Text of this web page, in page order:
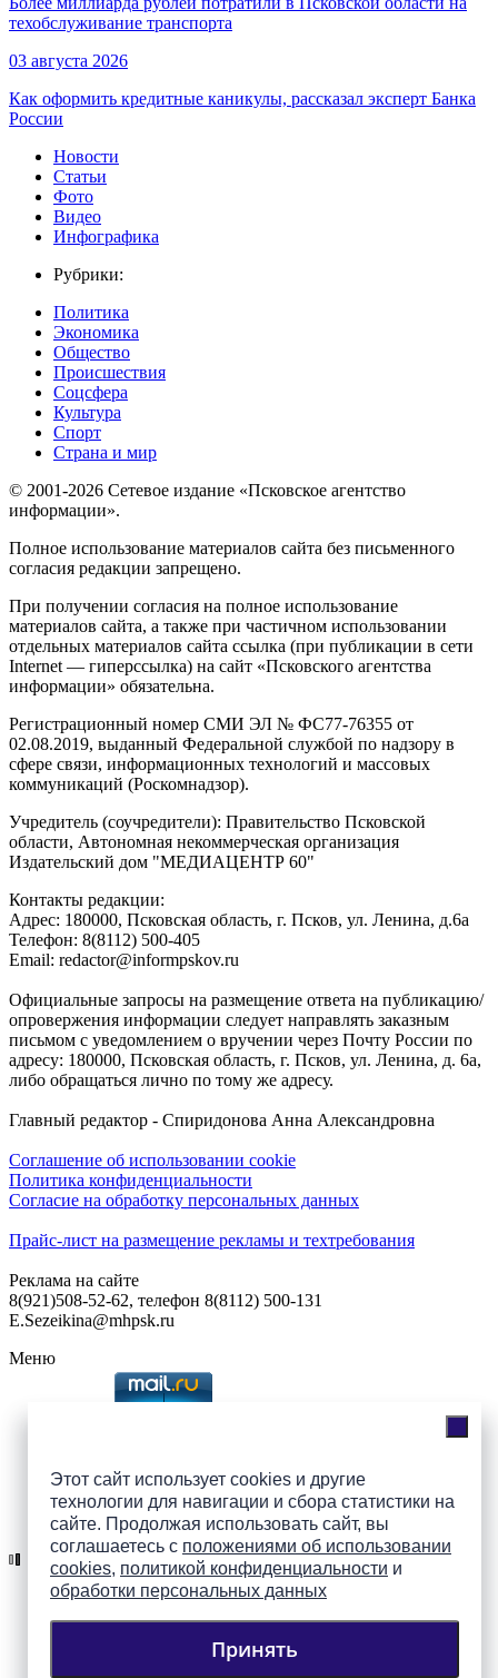
Этот сайт использует cookies и другие
технологии для навигации и сбора статистики на
сайте. Продолжая использовать сайт, вы
соглашаетесь с положениями об использовании
cookies, политикой конфиденциальности и
обработки персональных данных
Принять
техобслуживание транспорта
03 августа 2026
Как оформить кредитные каникулы, рассказал эксперт Банка
России
Новости
Статьи
Фото
Видео
Инфографика
Рубрики:
Политика
Экономика
Общество
Происшествия
Соцсфера
Культура
Спорт
Страна и мир
© 2001-2026 Сетевое издание «Псковское агентство
информации».
Полное использование материалов сайта без письменного
согласия редакции запрещено.
При получении согласия на полное использование
материалов сайта, а также при частичном использовании
отдельных материалов сайта ссылка (при публикации в сети
Internet — гиперссылка) на сайт «Псковского агентства
информации» обязательна.
Регистрационный номер СМИ ЭЛ № ФС77-76355 от
02.08.2019, выданный Федеральной службой по надзору в
сфере связи, информационных технологий и массовых
коммуникаций (Роскомнадзор).
Учредитель (соучредители): Правительство Псковской
области, Автономная некоммерческая организация
Издательский дом "МЕДИАЦЕНТР 60"
Контакты редакции:
Адреc: 180000, Псковская область, г. Псков, ул. Ленина, д.6а
Телефон: 8(8112) 500-405
Email: redactor@informpskov.ru
Официальные запросы на размещение ответа на публикацию/
опровержения информации следует направлять заказным
письмом с уведомлением о вручении через Почту России по
адресу: 180000, Псковская область, г. Псков, ул. Ленина, д. 6а,
либо обращаться лично по тому же адресу.
Главный редактор - Спиридонова Анна Александровна
Соглашение об использовании cookie
Политика конфиденциальности
Согласие на обработку персональных данных
Прайс-лист на размещение рекламы и техтребования
Реклама на сайте
8(921)508-52-62, телефон 8(8112) 500-131
E.Sezeikina@mhpsk.ru
Меню
Подпишись на группы
ПАИ в соцсетях!